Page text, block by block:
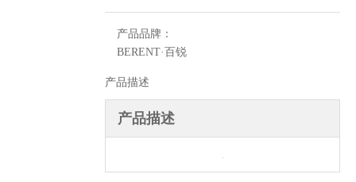
产品品牌：
BERENT·百锐
产品描述
产品描述